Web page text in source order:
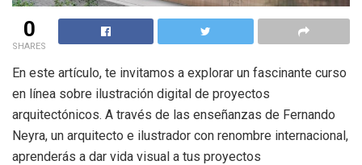
0
SHARES
En este artículo, te invitamos a explorar un fascinante curso
en línea sobre ilustración digital de proyectos
arquitectónicos. A través de las enseñanzas de Fernando
Neyra, un arquitecto e ilustrador con renombre internacional,
aprenderás a dar vida visual a tus proyectos